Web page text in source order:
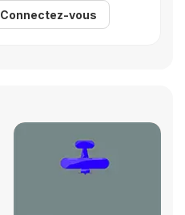
Connectez-vous